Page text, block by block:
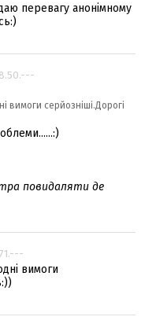
перевагу анонімному
вимоги серйозніші.Дорогі
повидаляти де
вимоги